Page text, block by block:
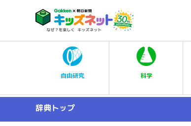
自由研究 科学
辞典トップ